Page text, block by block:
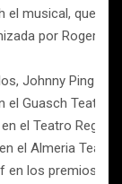
el musical, que en
por Roger
Johnny Ping
Guasch Teatre,
el Teatro Regina,
el Almeria Teatre
en los premios